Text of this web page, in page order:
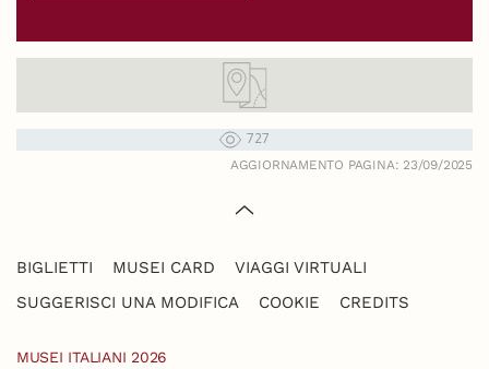
727
AGGIORNAMENTO PAGINA: 23/09/2025
BIGLIETTI MUSEI CARD
VIAGGI VIRTUALI
SUGGERISCI UNA MODIFICA
COOKIE CREDITS
MUSEI ITALIANI 2026